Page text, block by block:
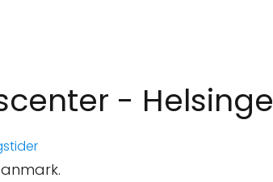
- Helsinge